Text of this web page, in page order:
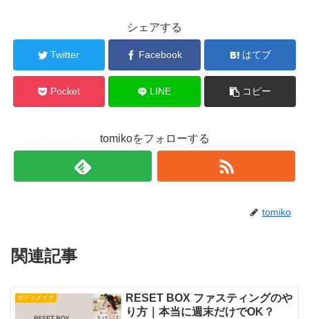
シェアする
Twitter Facebook はてブ
Pocket LINE コピー
tomikoをフォローする
tomiko
関連記事
ボディメイク
RESET BOX ファスティングのや
り方｜本当に週末だけでOK？